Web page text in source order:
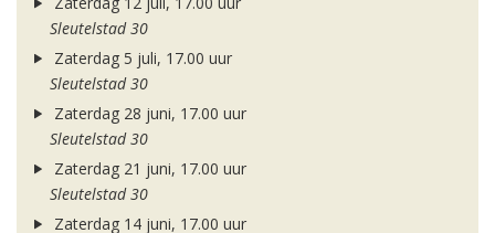
Sleutelstad 30
Zaterdag 5 juli, 17.00 uur
Sleutelstad 30
Zaterdag 28 juni, 17.00 uur
Sleutelstad 30
Zaterdag 21 juni, 17.00 uur
Sleutelstad 30
Zaterdag 14 juni, 17.00 uur